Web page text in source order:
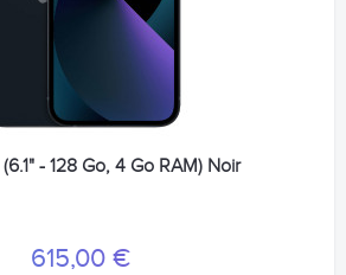
- 128 Go, 4 Go RAM) Noir
615,00 €